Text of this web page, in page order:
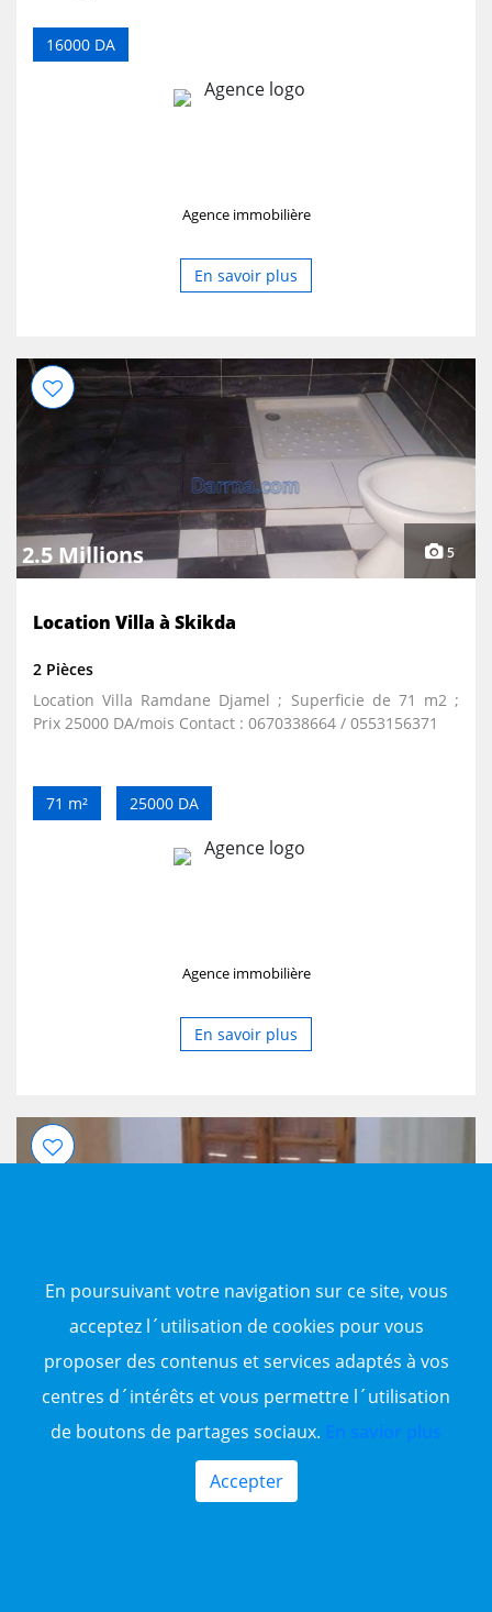
16000 DA
Agence immobilière
En savoir plus
2.5 Millions 5
Location Villa à Skikda
2 Pièces
Location Villa Ramdane Djamel ; Superficie de 71 m2 ;
Prix 25000 DA/mois Contact : 0670338664 / 0553156371
71 m² 25000 DA
Agence immobilière
En savoir plus
15 Millions
Location Villa Hamadi Krouma à Skikda ; Superficie de 120
m2 ; Prix 150000 DA / mois Contact : 0670338664 /
En poursuivant votre navigation sur ce site, vous
acceptez l´utilisation de cookies pour vous
proposer des contenus et services adaptés à vos
centres d´intérêts et vous permettre l´utilisation
de boutons de partages sociaux. En savior plus
Accepter